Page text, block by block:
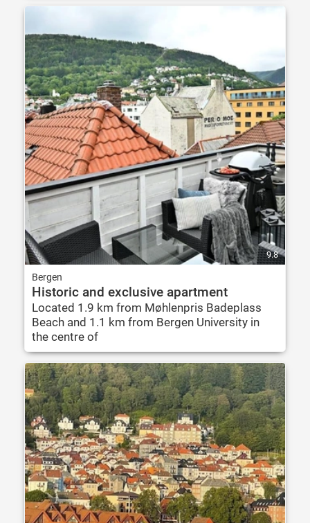
9.8
Bergen
Historic and exclusive apartment
Located 1.9 km from Møhlenpris Badeplass
Beach and 1.1 km from Bergen University in
the centre of